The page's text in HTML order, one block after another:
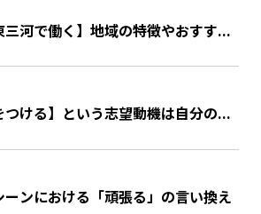
三河で働く】地域の特徴やおすす...
つける】という志望動機は自分の...
ーンにおける「頑張る」の言い換え